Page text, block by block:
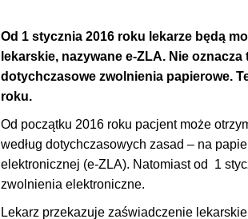
Od 1 stycznia 2016 roku lekarze będą
lekarskie, nazywane e-ZLA. Nie
dotychczasowe zwolnienia papierowe.
roku.
Od początku 2016 roku pacjent może
według dotychczasowych zasad – na
elektronicznej (e-ZLA). Natomiast od 1
zwolnienia elektroniczne.
Lekarz przekazuje zaświadczenie